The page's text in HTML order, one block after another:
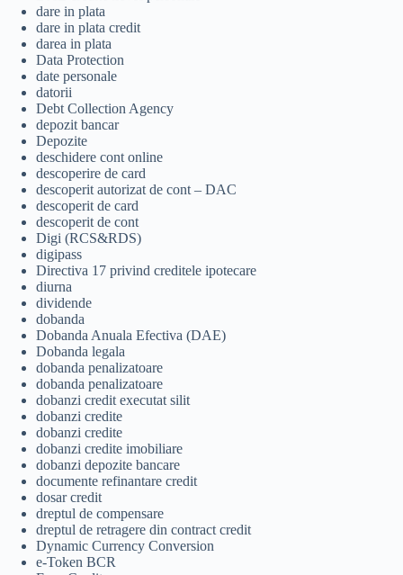
dare in plata
dare in plata credit
darea in plata
Data Protection
date personale
datorii
Debt Collection Agency
depozit bancar
Depozite
deschidere cont online
descoperire de card
descoperit autorizat de cont – DAC
descoperit de card
descoperit de cont
Digi (RCS&RDS)
digipass
Directiva 17 privind creditele ipotecare
diurna
dividende
dobanda
Dobanda Anuala Efectiva (DAE)
Dobanda legala
dobanda penalizatoare
dobanda penalizatoare
dobanzi credit executat silit
dobanzi credite
dobanzi credite
dobanzi credite imobiliare
dobanzi depozite bancare
documente refinantare credit
dosar credit
dreptul de compensare
dreptul de retragere din contract credit
Dynamic Currency Conversion
e-Token BCR